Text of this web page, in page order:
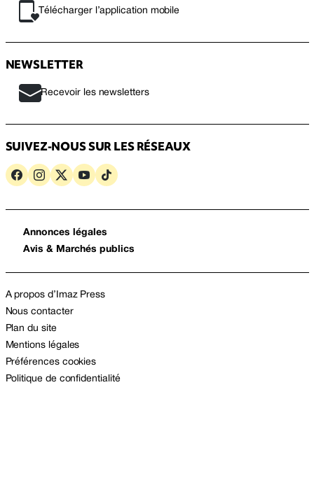
Télécharger l’application mobile
NEWSLETTER
Recevoir les newsletters
SUIVEZ-NOUS SUR LES RÉSEAUX
Annonces légales
Avis & Marchés publics
A propos d’Imaz Press
Nous contacter
Plan du site
Mentions légales
Préférences cookies
Politique de confidentialité